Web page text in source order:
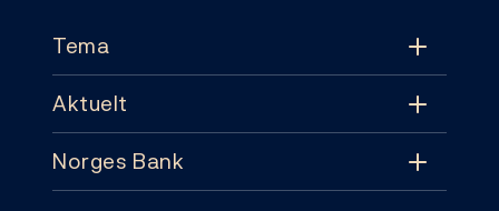
Tema
Tema
Pengepolitikk
Aktuelt
Aktuelt
Norges Bank